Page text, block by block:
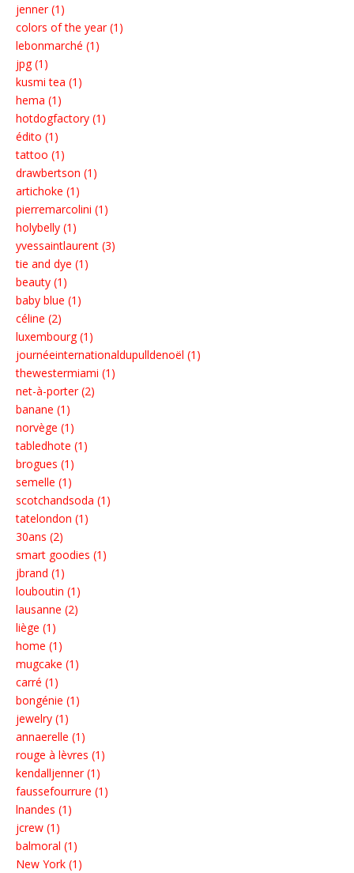
jenner (1)
colors of the year (1)
lebonmarché (1)
jpg (1)
kusmi tea (1)
hema (1)
hotdogfactory (1)
édito (1)
tattoo (1)
drawbertson (1)
artichoke (1)
pierremarcolini (1)
holybelly (1)
yvessaintlaurent (3)
tie and dye (1)
beauty (1)
baby blue (1)
céline (2)
luxembourg (1)
journéeinternationaldupulldenoël (1)
thewestermiami (1)
net-à-porter (2)
banane (1)
norvège (1)
tabledhote (1)
brogues (1)
semelle (1)
scotchandsoda (1)
tatelondon (1)
30ans (2)
smart goodies (1)
jbrand (1)
louboutin (1)
lausanne (2)
liège (1)
home (1)
mugcake (1)
carré (1)
bongénie (1)
jewelry (1)
annaerelle (1)
rouge à lèvres (1)
kendalljenner (1)
faussefourrure (1)
lnandes (1)
jcrew (1)
balmoral (1)
New York (1)